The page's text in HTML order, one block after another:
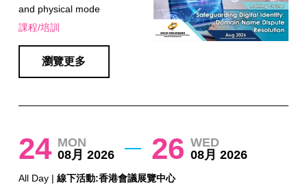
and physical mode
課程/培訓
瀏覽更多
24 MON
08月 2026
26 WED
08月 2026
All Day | 線下活動:香港會議展覽中心